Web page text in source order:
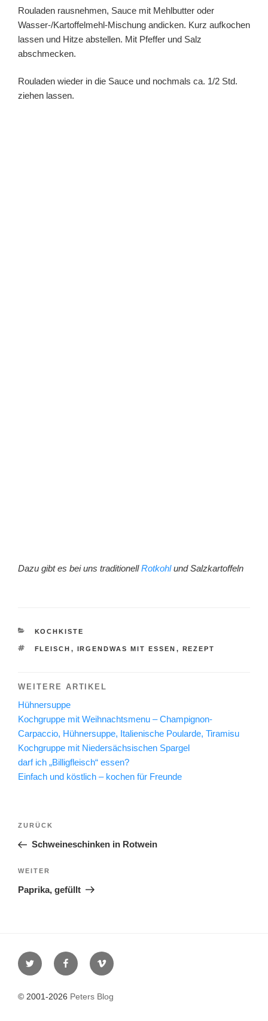
Rouladen rausnehmen, Sauce mit Mehlbutter oder
Wasser-/Kartoffelmehl-Mischung andicken. Kurz aufkochen
lassen und Hitze abstellen. Mit Pfeffer und Salz
abschmecken.
Rouladen wieder in die Sauce und nochmals ca. 1/2 Std.
ziehen lassen.
Dazu gibt es bei uns traditionellRotkohlund Salzkartoffeln
KATEGORIEN
KOCHKISTE
SCHLAGWÖRTER
FLEISCH , IRGENDWAS MIT ESSEN , REZEPT
WEITERE ARTIKEL
Hühnersuppe
Kochgruppe mit Weihnachtsmenu – Champignon-
Carpaccio, Hühnersuppe, Italienische Poularde, Tiramisu
Kochgruppe mit Niedersächsischen Spargel
darf ich „Billigfleisch“ essen?
Einfach und köstlich – kochen für Freunde
Beitragsnavigation
Vorheriger
Beitrag
ZURÜCK
Schweineschinken in Rotwein
Nächster
Beitrag
WEITER
Paprika, gefüllt
Twitter FacebookVimeo
© 2001-2026 Peters Blog